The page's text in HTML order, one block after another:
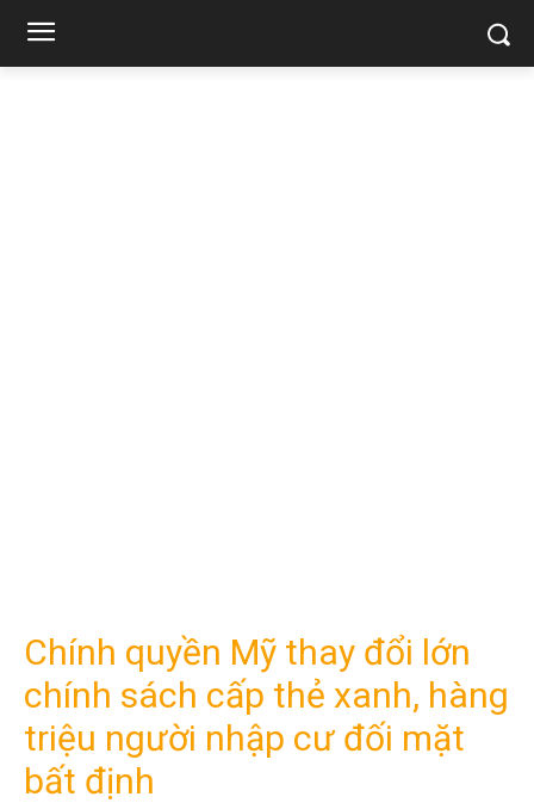
Chính quyền Mỹ thay đổi lớn
chính sách cấp thẻ xanh, hàng
triệu người nhập cư đối mặt
bất định